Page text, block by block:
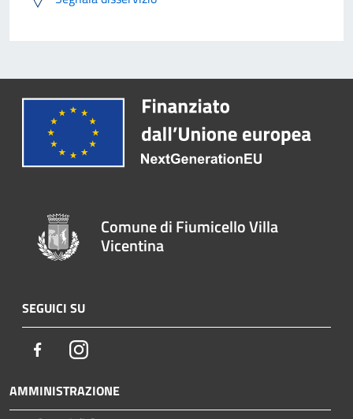
Comune di Fiumicello Villa
Vicentina
SEGUICI SU
FacebookInstagram
AMMINISTRAZIONE